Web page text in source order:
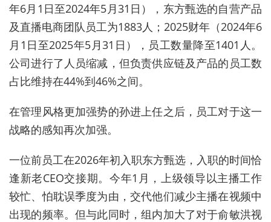
年6月1日至2024年5月31日），东方甄选的自营产品
及直播电商团队员工为1883人；2025财年（2024年6
月1日至2025年5月31日），员工数量降至1401人。
公司进行了人员缩减，但负责供应链及产品的员工数
占比维持在44%到46%之间。
在管理风格更加强势的孙进上任之后，员工对于这一
战略的感知再次加强。
一位前员工在2026年初入职东方甄选，入职的时间恰
逢新老CEO交接期。今年1月，上级领导以主播工作
较忙、怕耽误季度为由，交代他们减少主播在视频中
出现的频率。但与此同时，组内加大了对于俞敏洪视